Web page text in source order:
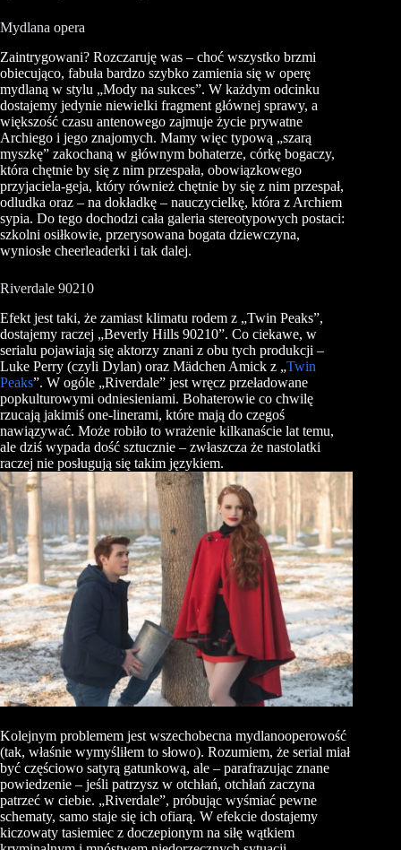
Mydlana opera
Zaintrygowani? Rozczaruję was – choć wszystko brzmi
obiecująco, fabuła bardzo szybko zamienia się w operę
mydlaną w stylu „Mody na sukces”. W każdym odcinku
dostajemy jedynie niewielki fragment głównej sprawy, a
większość czasu antenowego zajmuje życie prywatne
Archiego i jego znajomych. Mamy więc typową „szarą
myszkę” zakochaną w głównym bohaterze, córkę bogaczy,
która chętnie by się z nim przespała, obowiązkowego
przyjaciela-geja, który również chętnie by się z nim przespał,
odludka oraz – na dokładkę – nauczycielkę, która z Archiem
sypia. Do tego dochodzi cała galeria stereotypowych postaci:
szkolni osiłkowie, przerysowana bogata dziewczyna,
wyniosłe cheerleaderki i tak dalej.
Riverdale 90210
Efekt jest taki, że zamiast klimatu rodem z „Twin Peaks”,
dostajemy raczej „Beverly Hills 90210”. Co ciekawe, w
serialu pojawiają się aktorzy znani z obu tych produkcji –
Luke Perry (czyli Dylan) oraz Mädchen Amick z „Twin
Peaks”. W ogóle „Riverdale” jest wręcz przeładowane
popkulturowymi odniesieniami. Bohaterowie co chwilę
rzucają jakimiś one-linerami, które mają do czegoś
nawiązywać. Może robiło to wrażenie kilkanaście lat temu,
ale dziś wypada dość sztucznie – zwłaszcza że nastolatki
raczej nie posługują się takim językiem.
Kolejnym problemem jest wszechobecna mydlanooperowość
(tak, właśnie wymyśliłem to słowo). Rozumiem, że serial miał
być częściowo satyrą gatunkową, ale – parafrazując znane
powiedzenie – jeśli patrzysz w otchłań, otchłań zaczyna
patrzeć w ciebie. „Riverdale”, próbując wyśmiać pewne
schematy, samo staje się ich ofiarą. W efekcie dostajemy
kiczowaty tasiemiec z doczepionym na siłę wątkiem